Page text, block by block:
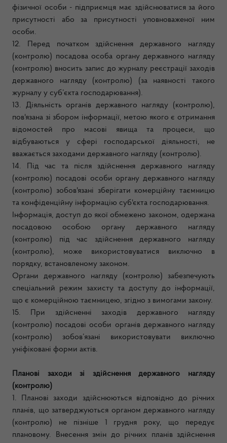
фізичної особи - підприємця має здійснюватися за його
присутності або за присутності уповноваженої ним
особи.
12. Перед початком здійснення державного нагляду
(контролю) посадова особа органу державного нагляду
(контролю) вносить запис до журналу реєстрації заходів
державного нагляду (контролю) (за наявності такого
журналу у суб’єкта господарювання).
13. Діяльність органів державного нагляду (контролю),
пов'язана зі збором інформації, метою якого є отримання
відомостей про масові явища та процеси, що
відбуваються у сфері господарської діяльності, не
вважається заходами державного нагляду (контролю).
14. Під час та після здійснення державного нагляду
(контролю) посадові особи органу державного нагляду
(контролю) зобов'язані зберігати комерційну таємницю
та конфіденційну інформацію суб'єкта господарювання.
Інформація, доступ до якої обмежено законом, одержана
посадовою особою органу державного нагляду
(контролю) під час здійснення державного нагляду
(контролю), може використовуватися виключно в
порядку, встановленому законом.
Органи державного нагляду (контролю) забезпечують
спеціальний режим захисту та доступу до інформації,
що є комерційною таємницею, згідно з вимогами закону.
15. При здійсненні заходів державного нагляду
(контролю) посадові особи органів державного нагляду
(контролю) зобов’язані використовувати виключно
уніфіковані форми актів.
Планові заходи зі здійснення державного нагляду
(контролю)
1. Планові заходи здійснюються відповідно до річних
планів, що затверджуються органом державного нагляду
(контролю) не пізніше 1 грудня року, що передує
плановому. Внесення змін до річних планів здійснення